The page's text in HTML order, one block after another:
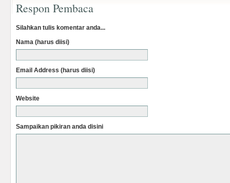
Respon Pembaca
Silahkan tulis komentar anda...
Nama (harus diisi)
Email Address (harus diisi)
Website
Sampaikan pikiran anda disini